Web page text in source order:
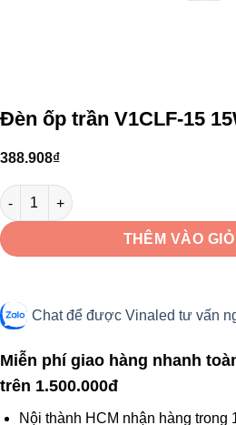
Đèn ốp trần V1CLF-15
388.908₫
Đèn ốp trần V1CLF-15 15W VinaLed
THÊM VÀO
Chat để được Vinaled tư vấn
Miễn phí giao hàng nhanh
trên 1.500.000đ
Nội thành HCM nhận hàng trong